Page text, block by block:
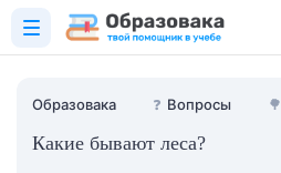
Образовака ❓ Вопросы 🌳
Какие бывают леса?